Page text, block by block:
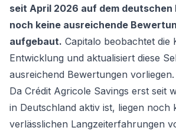
seit April 2026 auf dem
noch keine ausreichende
aufgebaut. Capitalo beobachtet die
Entwicklung und aktualisiert diese
ausreichend Bewertungen vorliegen.
Da Crédit Agricole Savings erst seit
in Deutschland aktiv ist, liegen noch
verlässlichen Langzeiterfahrungen